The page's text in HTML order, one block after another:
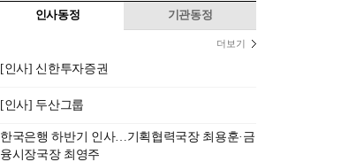
인사동정 기관동정
더보기
[인사] 신한투자증권
[인사] 두산그룹
한국은행 하반기 인사…기획협력국장 최용훈·금
융시장국장 최영주